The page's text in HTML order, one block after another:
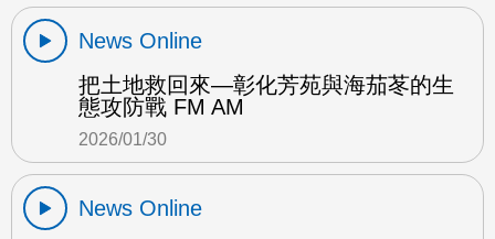
News Online
把土地救回來—彰化芳苑與海茄苳的生
態攻防戰 FM AM
2026/01/30
News Online